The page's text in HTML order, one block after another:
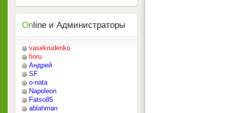
On line и Администраторы
vasekrudenko
fioru
Андрей
SF
o-nata
Napoleon
Fatso85
ablahman